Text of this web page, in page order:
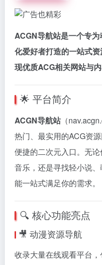
ACGN导航站是一个专
化爱好者打造的一站式
现优质ACG相关网站与内
🌟 平台简介
ACGN导航站（
热门、最实用的ACG资
便捷的二次元入口。无
音乐，还是寻找轻小说
能一站式满足你的需求。
🔍 核心功能亮点
🎥 动漫资源导航
收录大量在线观看平台